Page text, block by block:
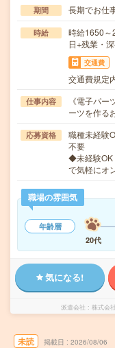
期間 長期でお仕
時給
時給1650
日+残業・
交通費
交通費規定
仕事内容
《電子パ
ーツを作る
応募資格
職種未経験
不要
◆未経験OK
で気軽にオ
職場の雰囲気
年齢層
20代
気になる!
派遣会社 株式会
未読 掲載日 2026/08/06